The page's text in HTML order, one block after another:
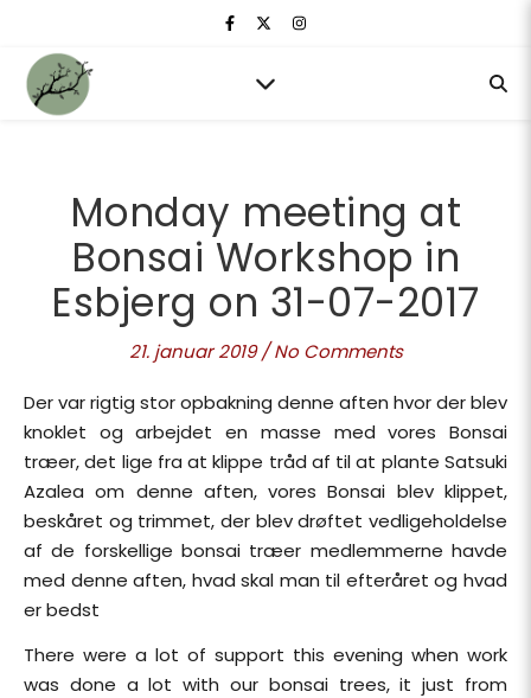
Monday meeting at
Bonsai Workshop in
Esbjerg on 31-07-2017
21. januar 2019 / No Comments
Der var rigtig stor opbakning denne aften hvor der blev
knoklet og arbejdet en masse med vores Bonsai
træer, det lige fra at klippe tråd af til at plante Satsuki
Azalea om denne aften, vores Bonsai blev klippet,
beskåret og trimmet, der blev drøftet vedligeholdelse
af de forskellige bonsai træer medlemmerne havde
med denne aften, hvad skal man til efteråret og hvad
er bedst
There were a lot of support this evening when work
was done a lot with our bonsai trees, it just from